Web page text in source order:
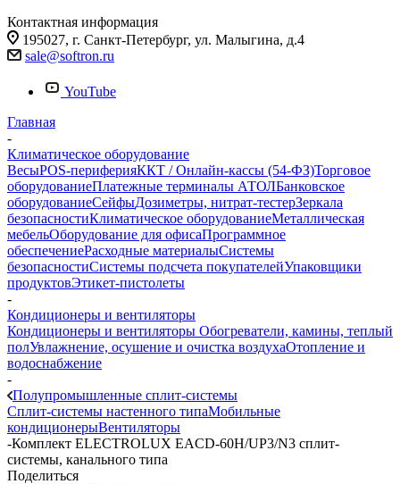
Контактная информация
195027, г. Санкт-Петербург, ул. Малыгина, д.4
sale@softron.ru
YouTube
Главная
-
Климатическое оборудование
ВесыPOS-периферияККТ / Онлайн-кассы (54-ФЗ)Торговое
оборудованиеПлатежные терминалы АТОЛБанковское
оборудованиеСейфыДозиметры, нитрат-тестерЗеркала
безопасностиКлиматическое оборудованиеМеталлическая
мебельОборудование для офисаПрограммное
обеспечениеРасходные материалыСистемы
безопасностиСистемы подсчета покупателейУпаковщики
продуктовЭтикет-пистолеты
-
Кондиционеры и вентиляторы
Кондиционеры и вентиляторы Обогреватели, камины, теплый
полУвлажнение, осушение и очистка воздухаОтопление и
водоснабжение
-
Полупромышленные сплит-системы
Сплит-системы настенного типаМобильные
кондиционерыВентиляторы
-Комплект ELECTROLUX EACD-60H/UP3/N3 сплит-
системы, канального типа
Поделиться